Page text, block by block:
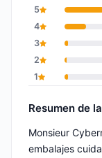
5
4
3
2
1
Resumen de
Monsieur
embalajes